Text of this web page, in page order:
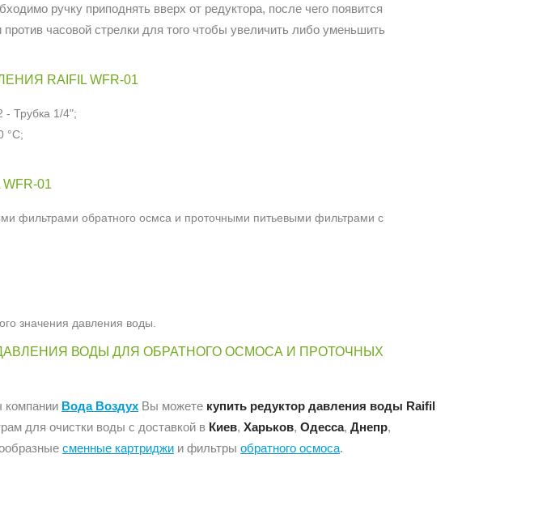
ручку приподнять вверх от редуктора, после чего появится
часовой стрелки для того чтобы увеличить либо уменьшить
RAIFIL WFR-01
- Трубка 1/4";
°С;
01
фильтрами обратного осмса и проточными питьевыми фильтрами с
значения давления воды.
ДАВЛЕНИЯ ВОДЫ ДЛЯ ОБРАТНОГО ОСМОСА И ПРОТОЧНЫХ
компании Вода Воздух Вы можете купить редуктор давления воды Raifil
для очистки воды с доставкой в Киев,Харьков,Одесса,Днепр,
сменные картриджи и фильтрыобратного осмоса.